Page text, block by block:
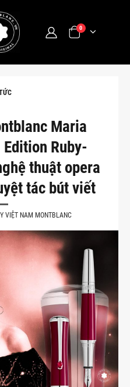
0
Maria
Ruby-
thuật opera
tác bút viết
VIỆT NAM MONTBLANC